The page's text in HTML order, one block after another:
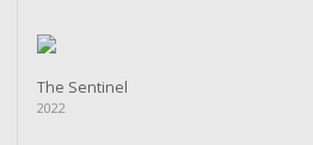
The Sentinel
2022